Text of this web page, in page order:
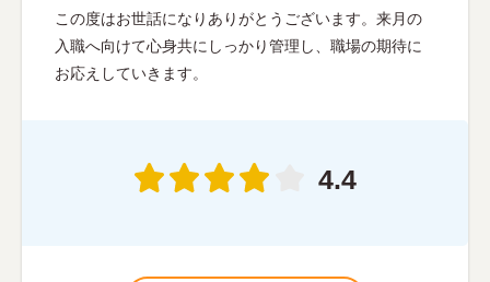
この度はお世話になりありがとうございます。来月の
入職へ向けて心身共にしっかり管理し、職場の期待に
お応えしていきます。
4.4